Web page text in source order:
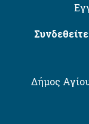
Δήμος